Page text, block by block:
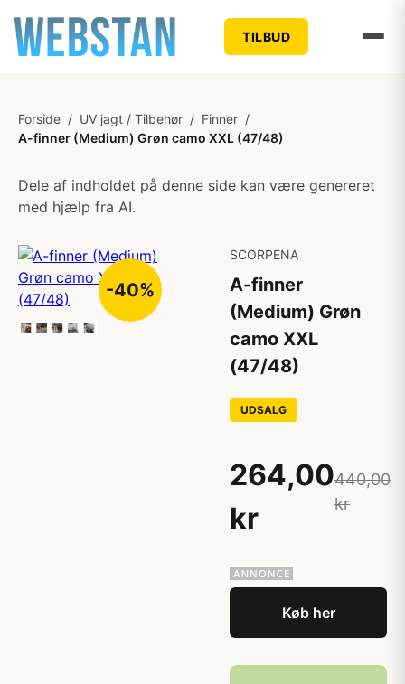
TILBUD
Forside / UV jagt / Tilbehør / Finner /
A-finner (Medium) Grøn camo XXL (47/48)
Dele af indholdet på denne side kan være genereret
med hjælp fra AI.
-40%
SCORPENA
A-finner
(Medium) Grøn
camo XXL
(47/48)
UDSALG
264,00
kr
440,00
kr
Køb her